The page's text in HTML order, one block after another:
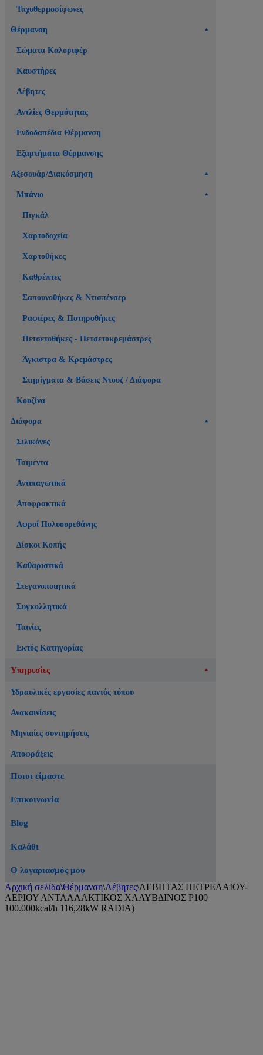
Ταχυθερμοσίφωνες
Θέρμανση
Σώματα Καλοριφέρ
Καυστήρες
Λέβητες
Αντλίες Θερμότητας
Ενδοδαπέδια Θέρμανση
Εξαρτήματα Θέρμανσης
Αξεσουάρ/Διακόσμηση
Μπάνιο
Πιγκάλ
Χαρτοδοχεία
Χαρτοθήκες
Καθρέπτες
Σαπουνοθήκες & Ντισπένσερ
Ραφιέρες & Ποτηροθήκες
Πετσετοθήκες - Πετσετοκρεμάστρες
Άγκιστρα & Κρεμάστρες
Στηρίγματα & Βάσεις Ντουζ / Διάφορα
Κουζίνα
Διάφορα
Σιλικόνες
Τσιμέντα
Αντιπαγωτικά
Αποφρακτικά
Αφροί Πολυουρεθάνης
Δίσκοι Κοπής
Καθαριστικά
Στεγανοποιητικά
Συγκολλητικά
Ταινίες
Εκτός Κατηγορίας
Υπηρεσίες
Υδραυλικές εργασίες παντός τύπου
Ανακαινίσεις
Μηνιαίες συντηρήσεις
Αποφράξεις
Ποιοι είμαστε
Επικοινωνία
Blog
Καλάθι
Ο λογαριασμός μου
Αρχική σελίδα\Θέρμανση\Λέβητες\ΛΕΒΗΤΑΣ ΠΕΤΡΕΛΑΙΟΥ-
ΑΕΡΙΟΥ ΑΝΤΑΛΛΑΚΤΙΚΟΣ ΧΑΛΥΒΔΙΝΟΣ P100
100.000kcal/h 116,28kW RADIA)